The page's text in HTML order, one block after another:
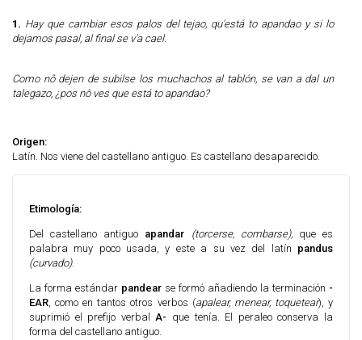
1. Hay que cambiar esos palos del tejao, qu'está to apandao y si lo
dejamos pasal, al final se v'a cael.
Como nô dejen de subilse los muchachos al tablón, se van a dal un
talegazo, ¿pos nô ves que está to apandao?
Origen:
Latín. Nos viene del castellano antiguo. Es castellano desaparecido.
Etimología:
Del castellano antiguo apandar (torcerse, combarse), que es
palabra muy poco usada, y este a su vez del latín pandus
(curvado).
La forma estándar pandear se formó añadiendo la terminación -
EAR, como en tantos otros verbos (apalear, menear, toquetear), y
suprimió el prefijo verbalA- que tenía. El peraleo conserva la
forma del castellano antiguo.